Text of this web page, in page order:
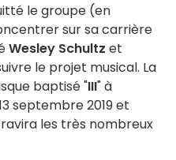
le groupe (en
sur sa carrière
Wesley Schultz et
le projet musical. La
baptisé "III" à
septembre 2019 et
les très nombreux